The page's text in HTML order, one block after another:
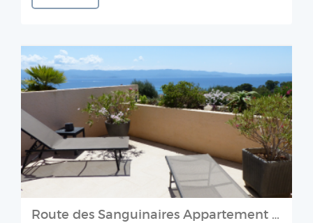
Prestige et Chateaux
Route des Sanguinaires Appartement 1 pièce(s) 24 m2 vue mer avec garage